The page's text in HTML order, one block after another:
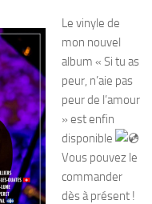
Le vinyle de
mon nouvel
album « Si tu as
peur, n’aie pas
peur de l’amour
» est enfin
disponible
Vous pouvez le
commander
dès à présent !